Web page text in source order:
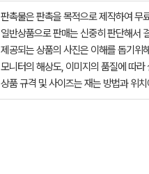
판촉물은 판촉을 목적으로 제작하여 무
일반상품으로 판매는 신중히 판단해서
제공되는 상품의 사진은 이해를 돕기위
모니터의 해상도, 이미지의 품질에 따
상품 규격 및 사이즈는 재는 방법과 위